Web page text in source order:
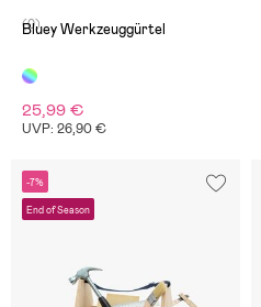
(0)
Bluey Werkzeuggürtel
25,99 €
UVP: 26,90 €
-7%
End of Season